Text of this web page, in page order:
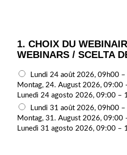
1. CHOIX DU
WEBINARS / SCELTA
T
Y
P
E
S
(
Lundi 24 août 2026, 09h00
Montag, 24. August 2026, 09:00
Lunedì 24 agosto 2026, 09:00 –
Lundi 31 août 2026, 09h00
Montag, 31. August 2026, 09:00
Lunedì 31 agosto 2026, 09:00 –